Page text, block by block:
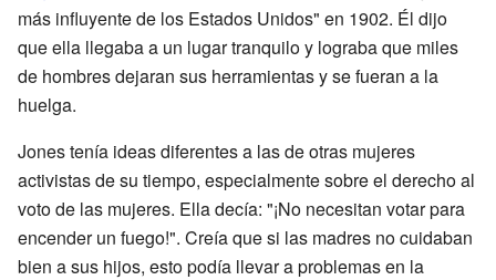
más influyente de los Estados Unidos" en 1902. Él dijo
que ella llegaba a un lugar tranquilo y lograba que miles
de hombres dejaran sus herramientas y se fueran a la
huelga.
Jones tenía ideas diferentes a las de otras mujeres
activistas de su tiempo, especialmente sobre el derecho al
voto de las mujeres. Ella decía: "¡No necesitan votar para
encender un fuego!". Creía que si las madres no cuidaban
bien a sus hijos, esto podía llevar a problemas en la